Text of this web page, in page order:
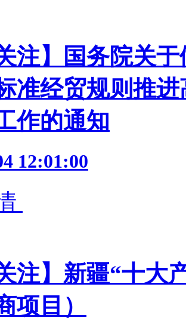
注】国务院关
准经贸规则推
作的通知
12:01:00
注】新疆“十大
项目）